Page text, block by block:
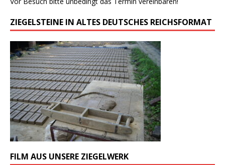
ZIEGELSTEINE IN ALTES DEUTSCHES REICHSFORMAT
FILM AUS UNSERE ZIEGELWERK